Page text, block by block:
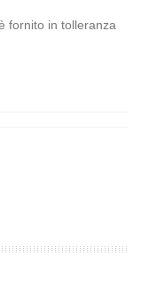
fornito in tolleranza